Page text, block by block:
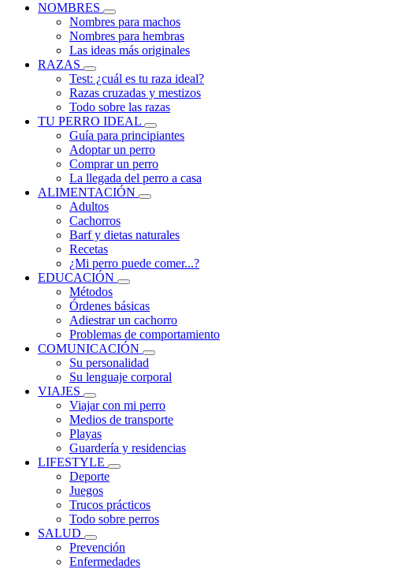
NOMBRES
Nombres para machos
Nombres para hembras
Las ideas más originales
RAZAS
Test: ¿cuál es tu raza ideal?
Razas cruzadas y mestizos
Todo sobre las razas
TU PERRO IDEAL
Guía para principiantes
Adoptar un perro
Comprar un perro
La llegada del perro a casa
ALIMENTACIÓN
Adultos
Cachorros
Barf y dietas naturales
Recetas
¿Mi perro puede comer...?
EDUCACIÓN
Métodos
Órdenes básicas
Adiestrar un cachorro
Problemas de comportamiento
COMUNICACIÓN
Su personalidad
Su lenguaje corporal
VIAJES
Viajar con mi perro
Medios de transporte
Playas
Guardería y residencias
LIFESTYLE
Deporte
Juegos
Trucos prácticos
Todo sobre perros
SALUD
Prevención
Enfermedades